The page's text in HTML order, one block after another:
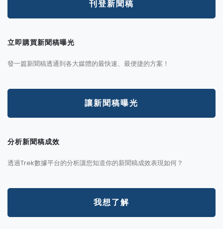
刊登新聞稿
立即購買新聞稿曝光
發一篇新聞稿透通到各大媒體的最快速、最便捷的方案！
讓新聞稿曝光
分析新聞稿成效
透過Trek數據平台的分析讓您知道你的新聞稿成效表現如何？
我想了解